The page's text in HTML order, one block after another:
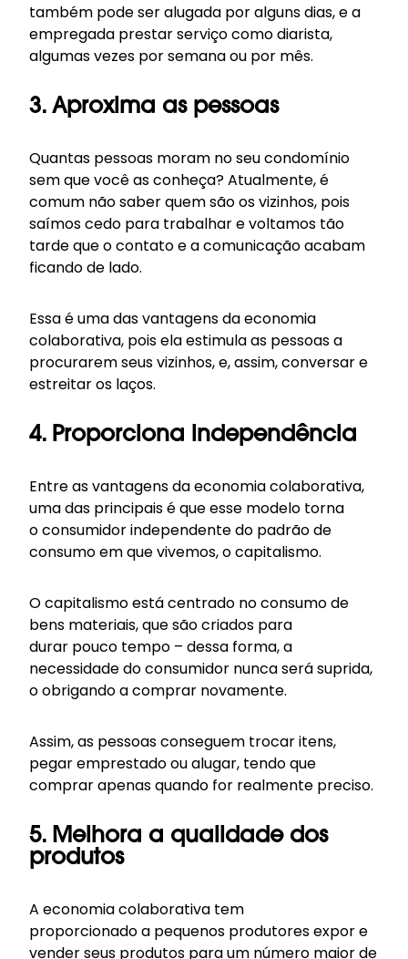
também pode ser alugada por alguns dias, e a
empregada prestar serviço como diarista,
algumas vezes por semana ou por mês.
3. Aproxima as pessoas
Quantas pessoas moram no seu condomínio
sem que você as conheça? Atualmente, é
comum não saber quem são os vizinhos, pois
saímos cedo para trabalhar e voltamos tão
tarde que o contato e a comunicação acabam
ficando de lado.
Essa é uma das vantagens da economia
colaborativa, pois ela estimula as pessoas a
procurarem seus vizinhos, e, assim, conversar e
estreitar os laços.
4. Proporciona independência
Entre as vantagens da economia colaborativa,
uma das principais é que esse modelo torna
o consumidor independente do padrão de
consumo em que vivemos, o capitalismo.
O capitalismo está centrado no consumo de
bens materiais, que são criados para
durar pouco tempo – dessa forma, a
necessidade do consumidor nunca será suprida,
o obrigando a comprar novamente.
Assim, as pessoas conseguem trocar itens,
pegar emprestado ou alugar, tendo que
comprar apenas quando for realmente preciso.
5. Melhora a qualidade dos
produtos
A economia colaborativa tem
proporcionado a pequenos produtores expor e
vender seus produtos para um número maior de